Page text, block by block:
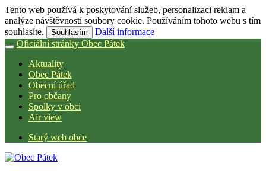
Tento web používá k poskytování služeb, personalizaci reklam a
analýze návštěvnosti soubory cookie. Používáním tohoto webu s tím
souhlasíte.
Souhlasím
Další informace
Oficiální stránky Obec Pátek
Aktuality
Obec Pátek
Obecní úřad
Pro občany
Spolky v obci
Air view
Starý web obce